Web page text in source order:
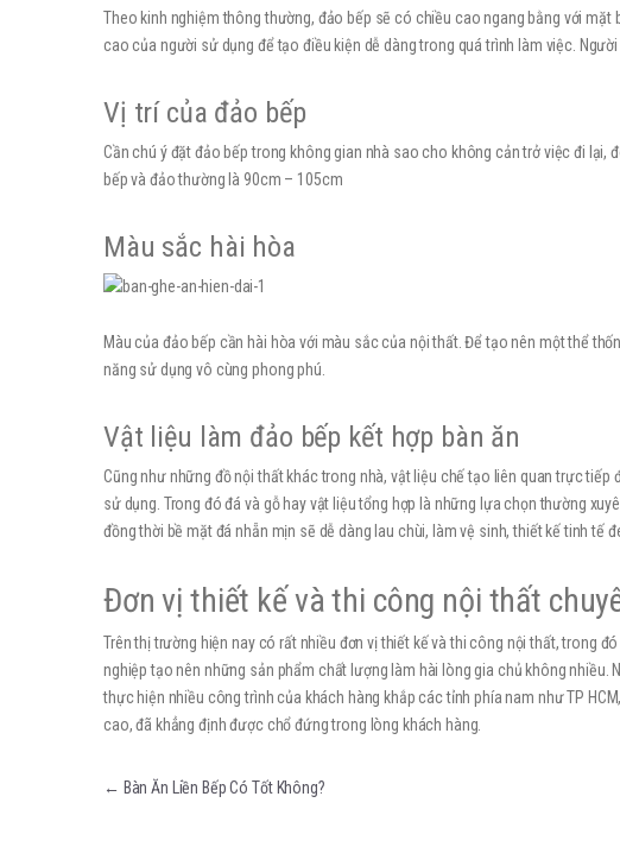
Theo kinh nghiệm thông thường, đảo bếp sẽ có chiều cao ngang bằng với
cao của người sử dụng để tạo điều kiện dễ dàng trong quá trình làm việc.
Vị trí của đảo bếp
Cần chú ý đặt đảo bếp trong không gian nhà sao cho không cản trở việc đi
bếp và đảo thường là 90cm – 105cm
Màu sắc hài hòa
Màu của đảo bếp cần hài hòa với màu sắc của nội thất. Để tạo nên một thể
năng sử dụng vô cùng phong phú.
Vật liệu làm đảo bếp kết hợp bàn ăn
Cũng như những đồ nội thất khác trong nhà, vật liệu chế tạo liên quan trực
sử dụng. Trong đó đá và gỗ hay vật liệu tổng hợp là những lựa chọn thường
đồng thời bề mặt đá nhẵn mịn sẽ dễ dàng lau chùi, làm vệ sinh, thiết kế tinh tế
Đơn vị thiết kế và thi công nội thất
Trên thị trường hiện nay có rất nhiều đơn vị thiết kế và thi công nội thất, trong
nghiệp tạo nên những sản phẩm chất lượng làm hài lòng gia chủ không nhiều.
thực hiện nhiều công trình của khách hàng khắp các tỉnh phía nam như TP
cao, đã khẳng định được chổ đứng trong lòng khách hàng.
Điều hướng bài viết
← Bàn Ăn Liền Bếp Có Tốt Không?